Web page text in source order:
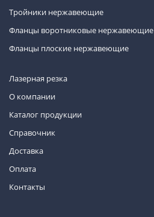
Тройники нержавеющие
Фланцы воротниковые нержавеющие
Фланцы плоские нержавеющие
Лазерная резка
О компании
Каталог продукции
Справочник
Доставка
Оплата
Контакты